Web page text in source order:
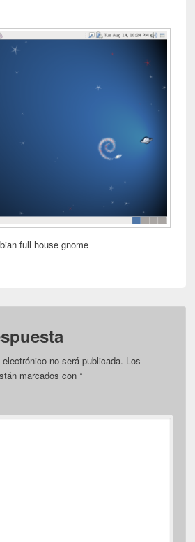
full house gnome
no será publicada. Los
marcados con*